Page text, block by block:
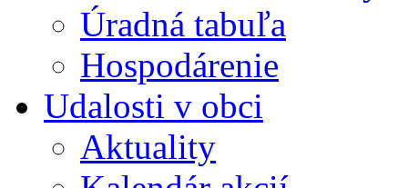
Úradná tabuľa
Hospodárenie
Udalosti v obci
Aktuality